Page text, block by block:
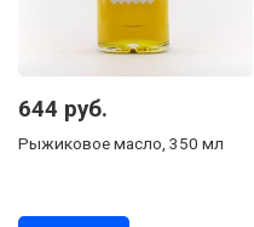
644 руб.
Рыжиковое масло, 350 мл